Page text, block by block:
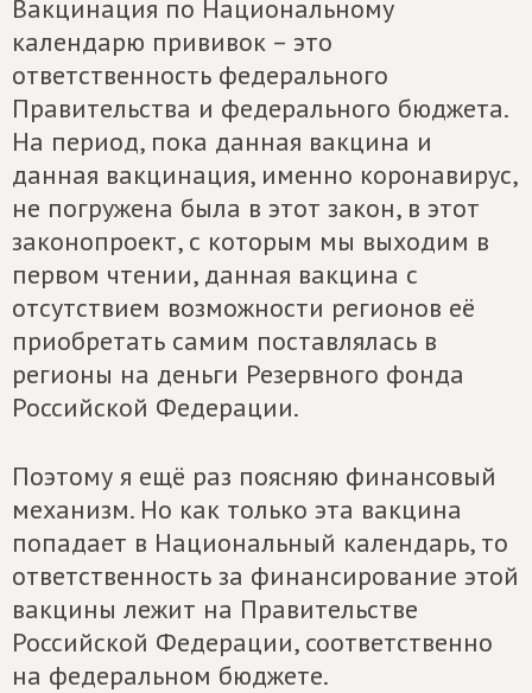
Вакцинация по Национальному
календарю прививок – это
ответственность федерального
Правительства и федерального бюджета.
На период, пока данная вакцина и
данная вакцинация, именно коронавирус,
не погружена была в этот закон, в этот
законопроект, с которым мы выходим в
первом чтении, данная вакцина с
отсутствием возможности регионов её
приобретать самим поставлялась в
регионы на деньги Резервного фонда
Российской Федерации.
Поэтому я ещё раз поясняю финансовый
механизм. Но как только эта вакцина
попадает в Национальный календарь, то
ответственность за финансирование этой
вакцины лежит на Правительстве
Российской Федерации, соответственно
на федеральном бюджете.